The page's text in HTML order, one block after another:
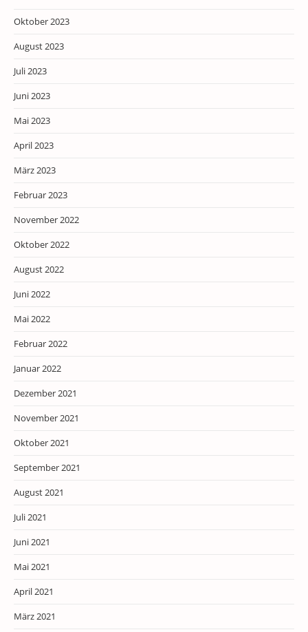
Oktober 2023
August 2023
Juli 2023
Juni 2023
Mai 2023
April 2023
März 2023
Februar 2023
November 2022
Oktober 2022
August 2022
Juni 2022
Mai 2022
Februar 2022
Januar 2022
Dezember 2021
November 2021
Oktober 2021
September 2021
August 2021
Juli 2021
Juni 2021
Mai 2021
April 2021
März 2021